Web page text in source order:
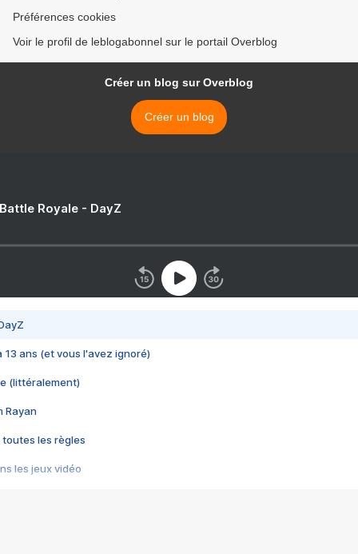
Préférences cookies
Voir le profil de leblogabonnel sur le portail Overblog
Créer un blog sur Overblog
Créer un blog
Royale - DayZ
13 ans (et vous l'avez ignoré)
(littéralement)
Rayan
toutes les règles
les jeux vidéo